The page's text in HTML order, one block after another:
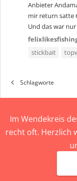
Anbieter
mir return satte
Und das war
stickbait
Schlagworte
Im Wendekreis
recht oft. Herzlich